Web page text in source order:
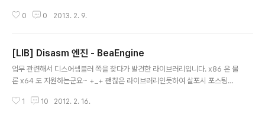
es & Manuals ] http://developer.amd.com/resources/documentat
0 0 2013. 2. 9.
[LIB] Disasm 엔진 - BeaEngine
업무 관련해서 디스어셈블러 쪽을 찾다가 발견한 라이브러리입니다. x86 은 물
론 x64 도 지원하는군요~ +_+ 괜찮은 라이브러리인듯하여 살포시 포스팅해
1 10 2012. 2. 16.